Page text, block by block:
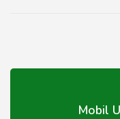
Mobil